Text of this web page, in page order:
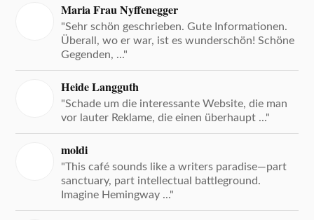
Maria Frau Nyffenegger
"Sehr schön geschrieben. Gute Informationen.
Überall, wo er war, ist es wunderschön! Schöne
Gegenden, ..."
Heide Langguth
"Schade um die interessante Website, die man
vor lauter Reklame, die einen überhaupt ..."
moldi
"This café sounds like a writers paradise—part
sanctuary, part intellectual battleground.
Imagine Hemingway ..."